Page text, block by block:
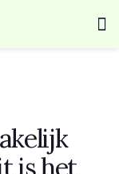
is het